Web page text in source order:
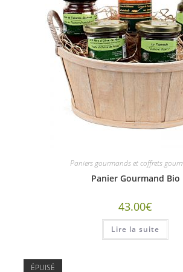
Paniers gourmands et coffrets
Panier Gourmand Bio
43.00€
Lire la suite
ÉPUISÉ